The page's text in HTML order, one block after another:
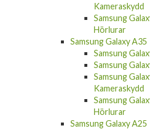
Kameraskydd
Samsung
Hörlurar
Samsung Galaxy A35
Samsung
Samsung
Samsung
Kameraskydd
Samsung
Hörlurar
Samsung Galaxy A25